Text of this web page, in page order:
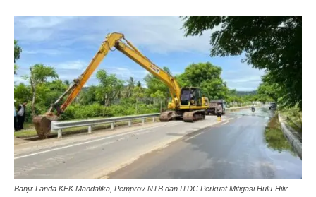
Banjir Landa KEK Mandalika, Pemprov NTB dan ITDC Perkuat Mitigasi Hulu-Hilir